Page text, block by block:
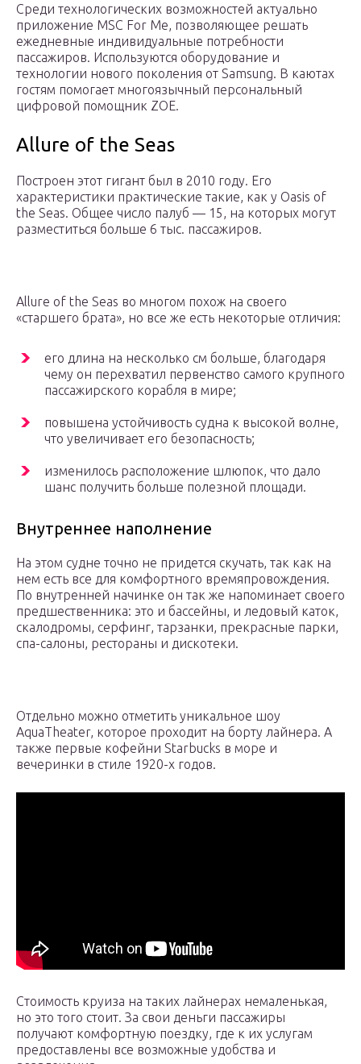
Среди технологических возможностей актуально
приложение MSC For Me, позволяющее решать
ежедневные индивидуальные потребности
пассажиров. Используются оборудование и
технологии нового поколения от Samsung. В каютах
гостям помогает многоязычный персональный
цифровой помощник ZOE.
Allure of the Seas
Построен этот гигант был в 2010 году. Его
характеристики практические такие, как у Oasis of
the Seas. Общее число палуб — 15, на которых могут
разместиться больше 6 тыс. пассажиров.
Allure of the Seas во многом похож на своего
«старшего брата», но все же есть некоторые отличия:
его длина на несколько см больше, благодаря
чему он перехватил первенство самого крупного
пассажирского корабля в мире;
повышена устойчивость судна к высокой волне,
что увеличивает его безопасность;
изменилось расположение шлюпок, что дало
шанс получить больше полезной площади.
Внутреннее наполнение
На этом судне точно не придется скучать, так как на
нем есть все для комфортного времяпровождения.
По внутренней начинке он так же напоминает своего
предшественника: это и бассейны, и ледовый каток,
скалодромы, серфинг, тарзанки, прекрасные парки,
спа-салоны, рестораны и дискотеки.
Отдельно можно отметить уникальное шоу
AquaTheater, которое проходит на борту лайнера. А
также первые кофейни Starbucks в море и
вечеринки в стиле 1920-х годов.
Стоимость круиза на таких лайнерах немаленькая,
но это того стоит. За свои деньги пассажиры
получают комфортную поездку, где к их услугам
предоставлены все возможные удобства и